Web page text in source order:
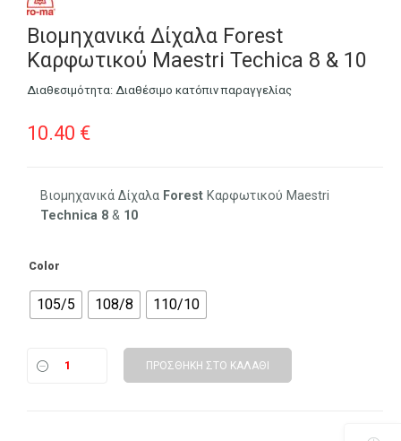
Βιομηχανικά Δίχαλα Forest
Καρφωτικού Maestri Techica 8 & 10
Διαθεσιμότητα: Διαθέσιμο κατόπιν παραγγελίας
10.40 €
Βιομηχανικά Δίχαλα Forest Καρφωτικού Maestri
Technica 8 & 10
Color
105/5 108/8 110/10
ΠΡΟΣΘΉΚΗ ΣΤΟ ΚΑΛΆΘΙ